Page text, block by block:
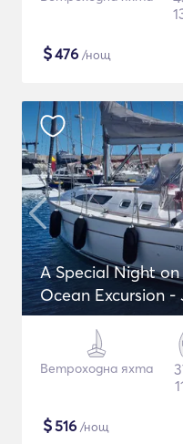
$476 /нощ
A Special Night
Ocean Excursion -
Ветроходна яхта
$516 /нощ